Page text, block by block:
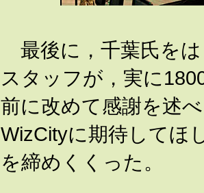
最後に，千葉氏を
スタッフが，実に
前に改めて感謝を述
WizCityに期待してほ
を締めくくった。